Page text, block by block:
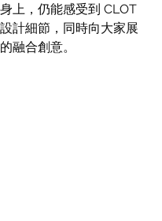
上，仍能感受到 CLOT
計細節，同時向大家展
融合創意。